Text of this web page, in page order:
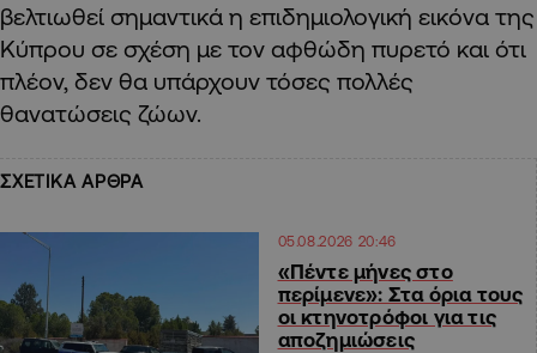
βελτιωθεί σημαντικά η επιδημιολογική εικόνα της
Κύπρου σε σχέση με τον αφθώδη πυρετό και ότι
πλέον, δεν θα υπάρχουν τόσες πολλές
θανατώσεις ζώων.
ΣΧΕΤΙΚΑ ΑΡΘΡΑ
05.08.2026 20:46
«Πέντε μήνες στο
περίμενε»: Στα όρια τους
οι κτηνοτρόφοι για τις
αποζημιώσεις